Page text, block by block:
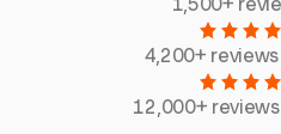
4,200+
12,000+